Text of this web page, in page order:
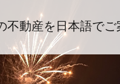
不動産を日本語でご